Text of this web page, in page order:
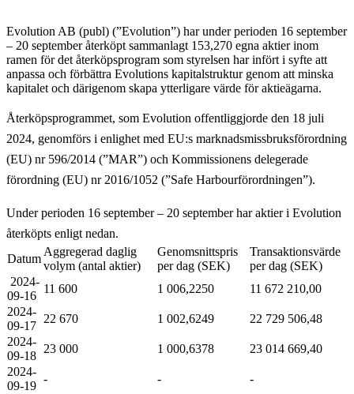
Evolution AB (publ) (”Evolution”) har under perioden 16 september
– 20 september återköpt sammanlagt 153,270 egna aktier inom
ramen för det återköpsprogram som styrelsen har infört i syfte att
anpassa och förbättra Evolutions kapitalstruktur genom att minska
kapitalet och därigenom skapa ytterligare värde för aktieägarna.
Återköpsprogrammet, som Evolution offentliggjorde den 18 juli
2024, genomförs i enlighet med EU:s marknadsmissbruksförordning
(EU) nr 596/2014 (”MAR”) och Kommissionens delegerade
förordning (EU) nr 2016/1052 (”Safe Harbourförordningen”).
Under perioden 16 september – 20 september har aktier i Evolution
återköpts enligt nedan.
Datum
Aggregerad daglig
volym (antal aktier)
Genomsnittspris
per dag (SEK)
Transaktionsvärde
per dag (SEK)
2024-
09-16
11 600 1 006,2250
11 672 210,00
2024-
09-17
22 670 1 002,6249
22 729 506,48
2024-
09-18
23 000 1 000,6378
23 014 669,40
2024-
09-19
- -
-